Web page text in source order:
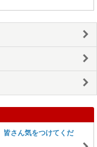
さん気をつけてくだ